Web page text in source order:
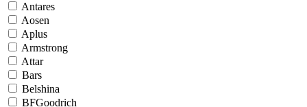
Antares
Aosen
Aplus
Armstrong
Attar
Bars
Belshina
BFGoodrich